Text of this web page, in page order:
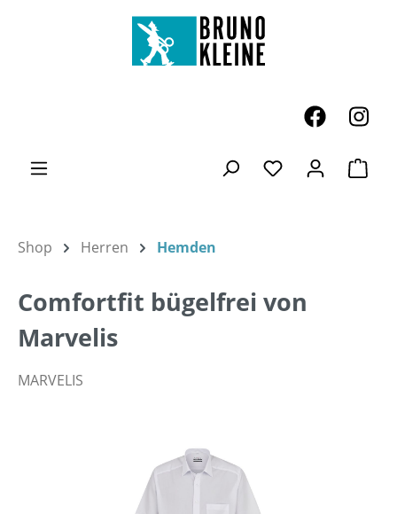
Zum Hauptinhalt springen
Du hast 0
Shop Herren Hemden
Comfortfit bügelfrei von
Marvelis
MARVELIS